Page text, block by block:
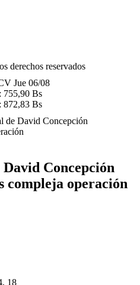
derechos reservados
Jue 06/08
755,90 Bs
872,83 Bs
de David Concepción
Concepción
compleja operación
18